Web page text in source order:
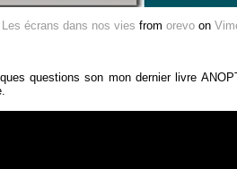
écrans dans nos vies from orevoon
questions son mon dernier livre